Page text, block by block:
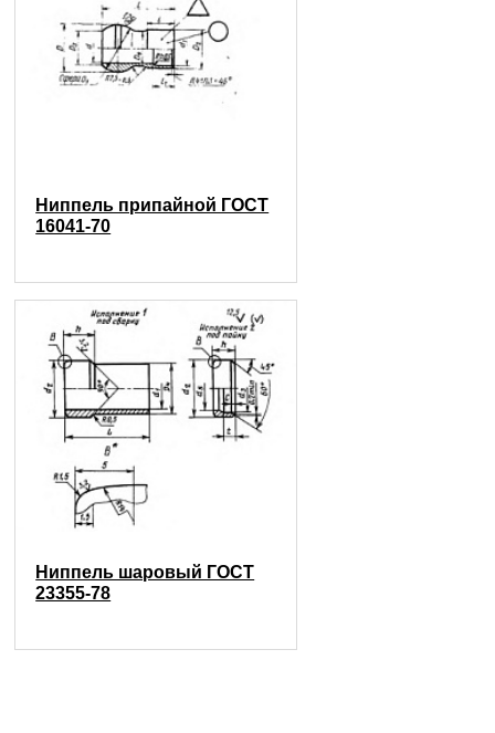
Ниппель припайной ГОСТ
16041-70
Ниппель шаровый ГОСТ
23355-78